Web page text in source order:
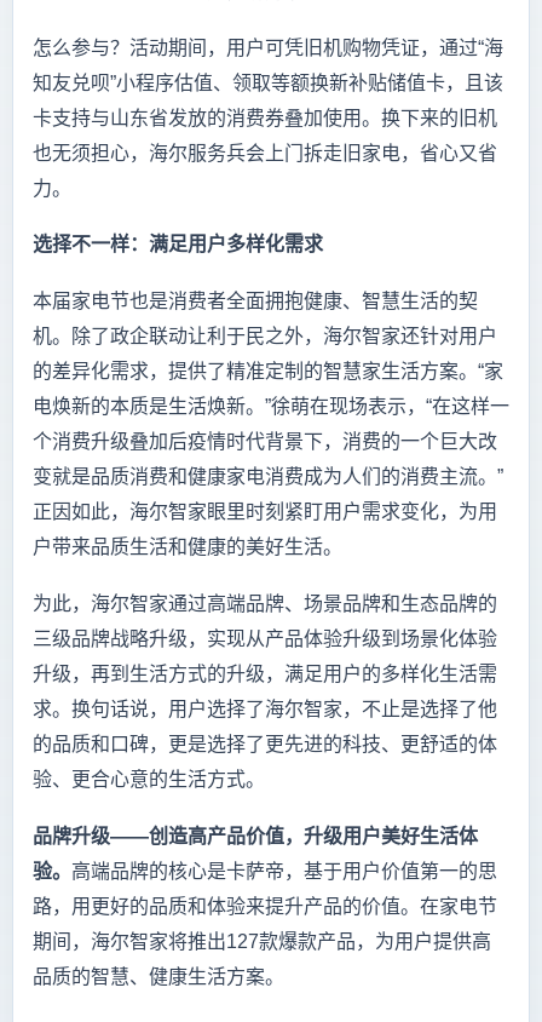
怎么参与？活动期间，用户可凭旧机购物凭证，通过“海
知友兑呗”小程序估值、领取等额换新补贴储值卡，且该
卡支持与山东省发放的消费券叠加使用。换下来的旧机
也无须担心，海尔服务兵会上门拆走旧家电，省心又省
力。
选择不一样：满足用户多样化需求
本届家电节也是消费者全面拥抱健康、智慧生活的契
机。除了政企联动让利于民之外，海尔智家还针对用户
的差异化需求，提供了精准定制的智慧家生活方案。“家
电焕新的本质是生活焕新。”徐萌在现场表示，“在这样一
个消费升级叠加后疫情时代背景下，消费的一个巨大改
变就是品质消费和健康家电消费成为人们的消费主流。”
正因如此，海尔智家眼里时刻紧盯用户需求变化，为用
户带来品质生活和健康的美好生活。
为此，海尔智家通过高端品牌、场景品牌和生态品牌的
三级品牌战略升级，实现从产品体验升级到场景化体验
升级，再到生活方式的升级，满足用户的多样化生活需
求。换句话说，用户选择了海尔智家，不止是选择了他
的品质和口碑，更是选择了更先进的科技、更舒适的体
验、更合心意的生活方式。
品牌升级——创造高产品价值，升级用户美好生活体
验。 高端品牌的核心是卡萨帝，基于用户价值第一的思
路，用更好的品质和体验来提升产品的价值。在家电节
期间，海尔智家将推出127款爆款产品，为用户提供高
品质的智慧、健康生活方案。